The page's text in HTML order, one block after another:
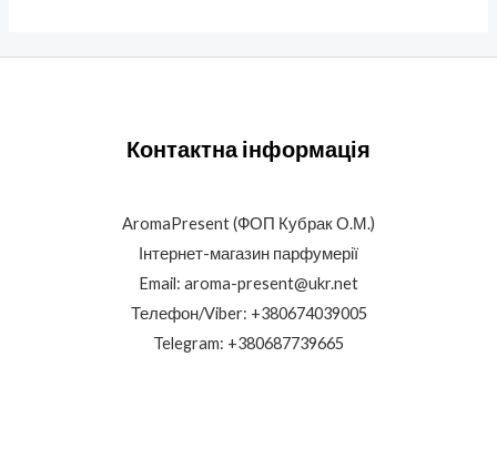
Контактна інформація
AromaPresent (ФОП Кубрак О.М.)
Інтернет-магазин парфумерії
Email: aroma-present@ukr.net
Телефон/Viber: +380674039005
Telegram: +380687739665